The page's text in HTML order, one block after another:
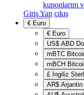
kuponlarım
Giriş Yap çıkış
€ Euro
€ Euro
US$ ABD
mBTC
mBCH
£ İngiliz
AR$